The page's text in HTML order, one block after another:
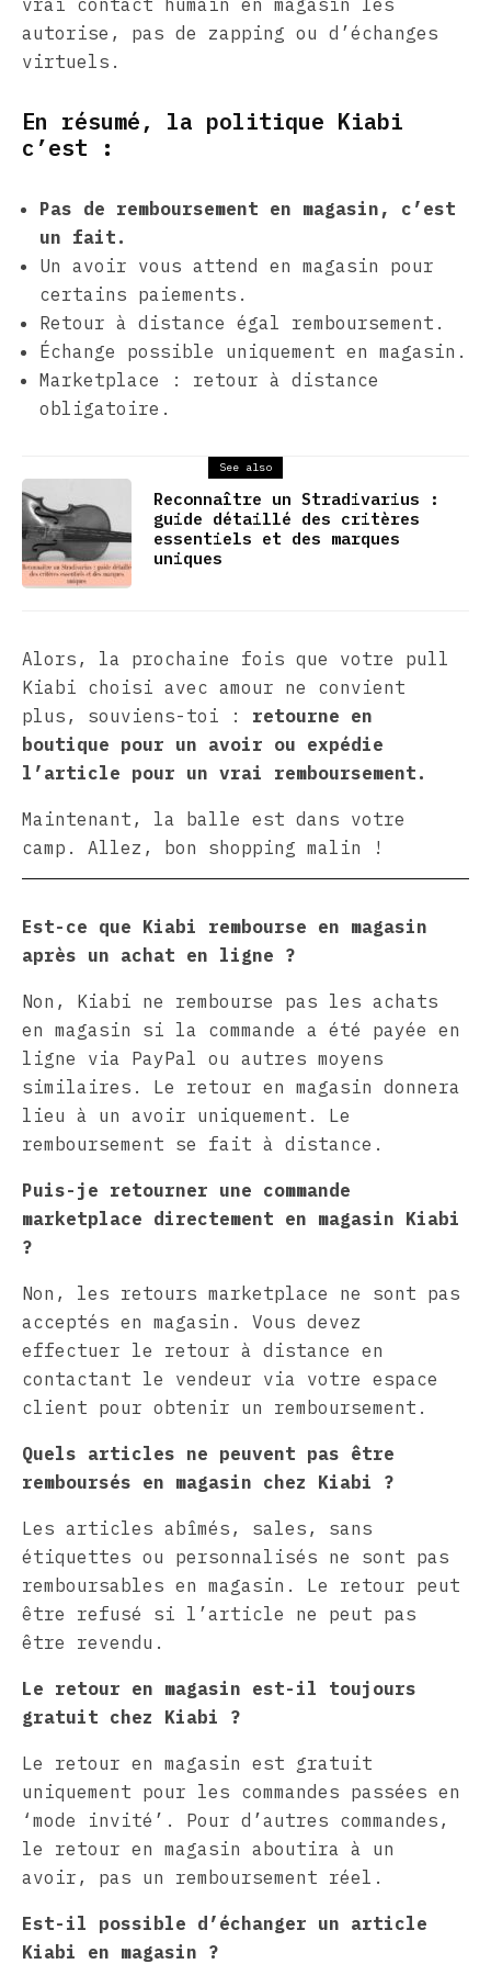
vrai contact humain en magasin les
autorise, pas de zapping ou d’échanges
virtuels.
En résumé, la politique Kiabi
c’est :
Pas de remboursement en magasin, c’est
un fait.
Un avoir vous attend en magasin pour
certains paiements.
Retour à distance égal remboursement.
Échange possible uniquement en magasin.
Marketplace : retour à distance
obligatoire.
See also
Reconnaître un Stradivarius :
guide détaillé des critères
essentiels et des marques
uniques
Alors, la prochaine fois que votre pull
Kiabi choisi avec amour ne convient
plus, souviens-toi : retourne en
boutique pour un avoir ou expédie
l’article pour un vrai remboursement.
Maintenant, la balle est dans votre
camp. Allez, bon shopping malin !
Est-ce que Kiabi rembourse en magasin
après un achat en ligne ?
Non, Kiabi ne rembourse pas les achats
en magasin si la commande a été payée en
ligne via PayPal ou autres moyens
similaires. Le retour en magasin donnera
lieu à un avoir uniquement. Le
remboursement se fait à distance.
Puis-je retourner une commande
marketplace directement en magasin Kiabi
?
Non, les retours marketplace ne sont pas
acceptés en magasin. Vous devez
effectuer le retour à distance en
contactant le vendeur via votre espace
client pour obtenir un remboursement.
Quels articles ne peuvent pas être
remboursés en magasin chez Kiabi ?
Les articles abîmés, sales, sans
étiquettes ou personnalisés ne sont pas
remboursables en magasin. Le retour peut
être refusé si l’article ne peut pas
être revendu.
Le retour en magasin est-il toujours
gratuit chez Kiabi ?
Le retour en magasin est gratuit
uniquement pour les commandes passées en
‘mode invité’. Pour d’autres commandes,
le retour en magasin aboutira à un
avoir, pas un remboursement réel.
Est-il possible d’échanger un article
Kiabi en magasin ?